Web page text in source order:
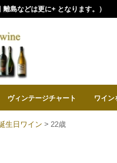
となります。）
ヴィンテージチャート ワイン
生日ワイン > 22歳